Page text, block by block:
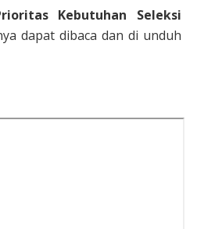
Kebutuhan Seleksi
dapat dibaca dan di unduh